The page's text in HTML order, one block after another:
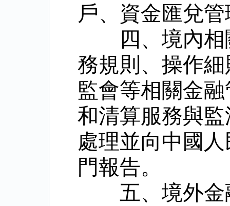
戶、資金匯兌
四、境內相
務規則、操作
監會等相關金
和清算服務與
處理並向中國
門報告。
五、境外金